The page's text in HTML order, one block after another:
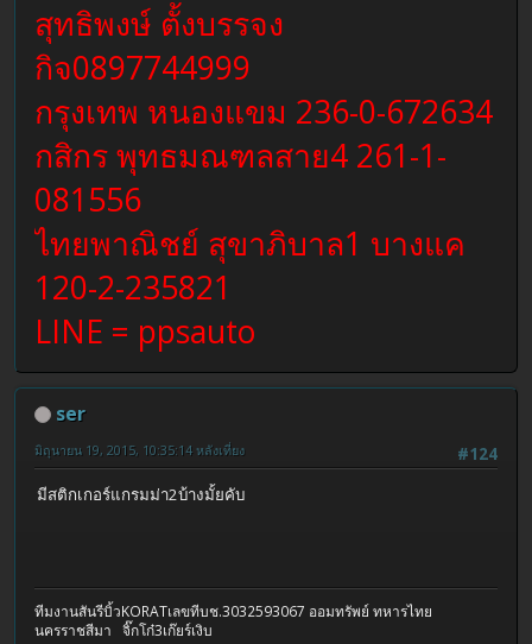
สุทธิพงษ์ ตั้งบรรจง
กิจ0897744999
กรุงเทพ หนองแขม 236-0-672634
กสิกร พุทธมณฑลสาย4 261-1-
081556
ไทยพาณิชย์ สุขาภิบาล1 บางแค
120-2-235821
LINE = ppsauto
ser
#124
มิถุนายน 19, 2015, 10:35:14 หลังเที่ยง
มีสติกเกอร์แกรมม่า2บ้างมั้ยคับ
ทีมงานสันรีบิ้วKORATเลขทีบช.3032593067 ออมทรัพย์ ทหารไทย
นครราชสีมา จิ๊กโก๋3เก๊ยร์เงิบ